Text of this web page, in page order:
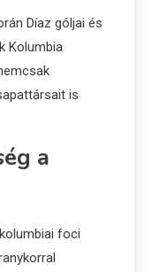
Díaz góljai és
Kolumbia
is
a
foci